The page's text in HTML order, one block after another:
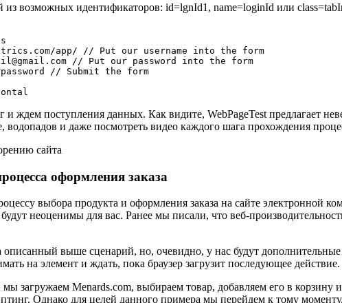
возможных идентификаторов: id=lgnId1, name=loginId или
app/ // Put our username into the form
// Put our password into the form
// Submit the form
и ждем поступления данных. Как видите, WebPageTest предлагает
водопадов и даже посмотреть видео каждого шага прохождения
оформления заказа
выбора продукта и оформления заказа на сайте электронной
неоценимы для вас. Ранее мы писали, что веб-
описанный выше сценарий, но, очевидно, у нас будут
на элемент и ждать, пока браузер загрузит последующее действие.
загружаем Menards.com, выбираем товар, добавляем его в
Однако для целей данного примера мы перейдем к тому